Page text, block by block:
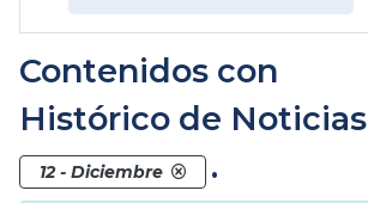
Contenidos con
Histórico de Noticias
12 - Diciembre .